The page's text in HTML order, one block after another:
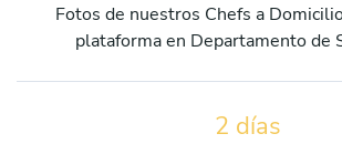
Fotos de nuestros Chefs a
plataforma en Departamento de
2 días